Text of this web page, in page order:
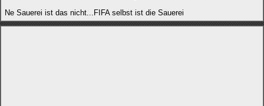
Ne Sauerei ist das nicht...FIFA selbst ist die Sauerei